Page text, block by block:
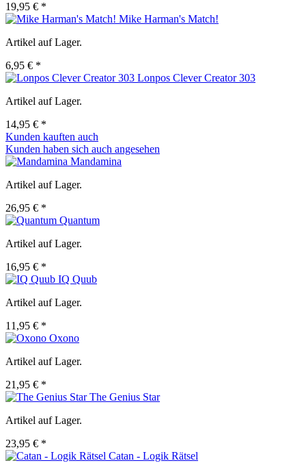
19,95 € *
Mike Harman's Match!
Artikel auf Lager.
6,95 € *
Lonpos Clever Creator 303
Artikel auf Lager.
14,95 € *
Kunden kauften auch
Kunden haben sich auch angesehen
Mandamina
Artikel auf Lager.
26,95 € *
Quantum
Artikel auf Lager.
16,95 € *
IQ Quub
Artikel auf Lager.
11,95 € *
Oxono
Artikel auf Lager.
21,95 € *
The Genius Star
Artikel auf Lager.
23,95 € *
Catan - Logik Rätsel